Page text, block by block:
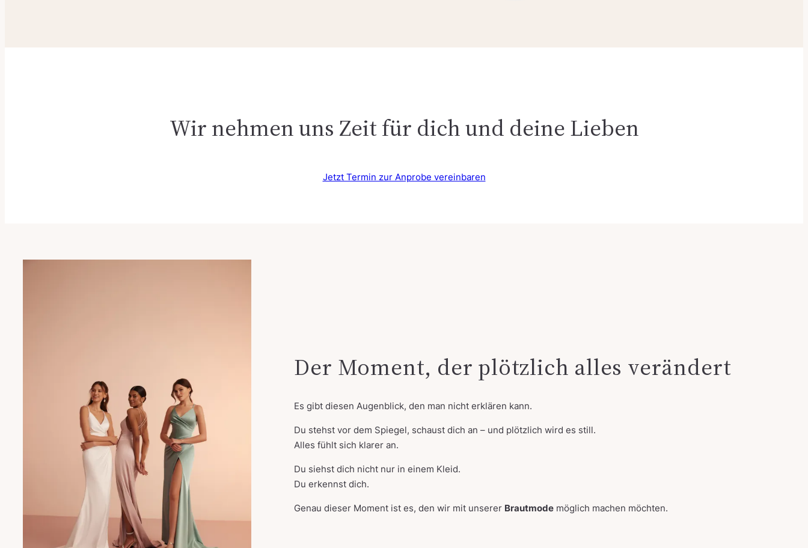
Wir nehmen uns Zeit für dich und deine Lieben
Jetzt Termin zur Anprobe vereinbaren
Der Moment, der plötzlich alles verändert
Es gibt diesen Augenblick, den man nicht erklären kann.
Du stehst vor dem Spiegel, schaust dich an – und plötzlich wird es still.
Alles fühlt sich klarer an.
Du siehst dich nicht nur in einem Kleid.
Du erkennst dich.
Genau dieser Moment ist es, den wir mit unserer Brautmode möglich machen möchten.